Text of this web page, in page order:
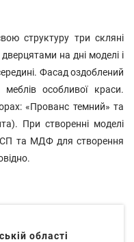
області
структуру три скляні
на дні моделі і
Фасад оздоблений
особливої ​​краси.
«Прованс темний» та
При створенні моделі
та МДФ для створення